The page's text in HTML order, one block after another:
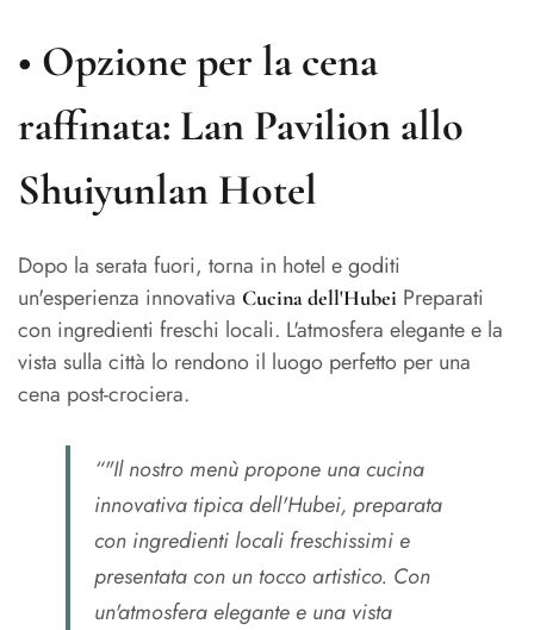
• Opzione per la cena
raffinata: Lan Pavilion allo
Shuiyunlan Hotel
Dopo la serata fuori, torna in hotel e goditi
un'esperienza innovativa Cucina dell'Hubei Preparati
con ingredienti freschi locali. L'atmosfera elegante e la
vista sulla città lo rendono il luogo perfetto per una
cena post-crociera.
“"Il nostro menù propone una cucina
innovativa tipica dell'Hubei, preparata
con ingredienti locali freschissimi e
presentata con un tocco artistico. Con
un'atmosfera elegante e una vista